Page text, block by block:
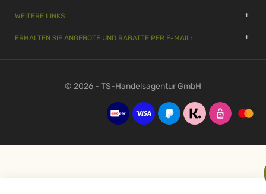
WEITERE LINKS
ERHALTEN SIE ANGEBOTE UND RABATTE PER E-MAIL:
© 2026 - TS-Handelsagentur GmbH